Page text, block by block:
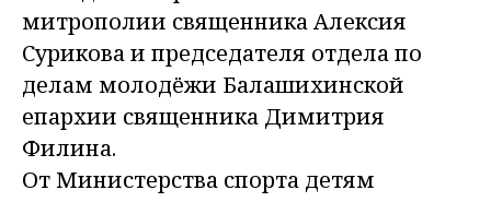
митрополии священника Алексия
Сурикова и председателя отдела по
делам молодёжи Балашихинской
епархии священника Димитрия
Филина.
От Министерства спорта детям